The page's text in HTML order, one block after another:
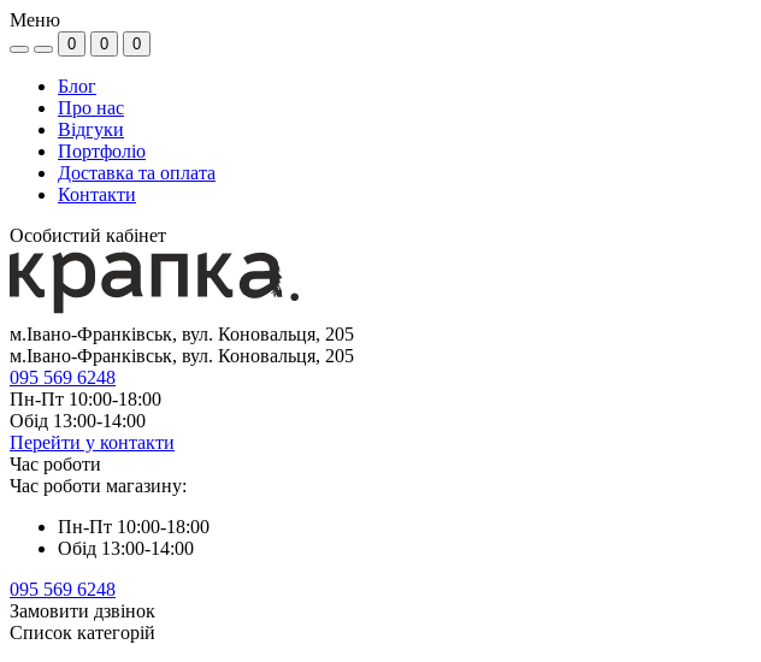
Меню
0 0 0
Блог
Про нас
Відгуки
Портфоліо
Доставка та оплата
Контакти
Особистий кабінет
м.Івано-Франківськ, вул. Коновальця, 205
м.Івано-Франківськ, вул. Коновальця, 205
095 569 6248
Пн-Пт 10:00-18:00
Обід 13:00-14:00
Перейти у контакти
Час роботи
Час роботи магазину:
Пн-Пт 10:00-18:00
Обід 13:00-14:00
095 569 6248
Замовити дзвінок
Список категорій